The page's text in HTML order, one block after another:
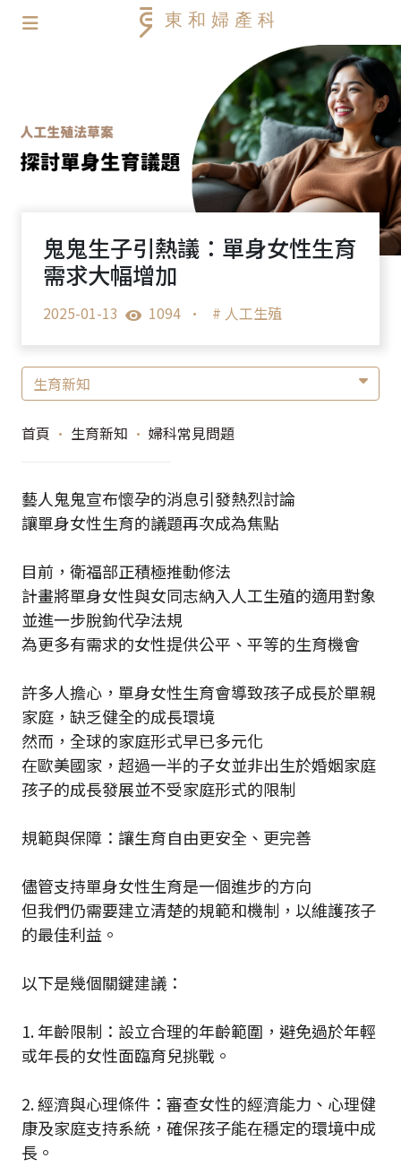
鬼鬼生子引熱議：單身女性生育
需求大幅增加
2025-01-13 1094 • # 人工生殖
生育新知
首頁 • 生育新知 • 婦科常見問題
藝人鬼鬼宣布懷孕的消息引發熱烈討論
讓單身女性生育的議題再次成為焦點
目前，衛福部正積極推動修法
計畫將單身女性與女同志納入人工生殖的適用對象
並進一步脫鉤代孕法規
為更多有需求的女性提供公平、平等的生育機會
許多人擔心，單身女性生育會導致孩子成長於單親
家庭，缺乏健全的成長環境
然而，全球的家庭形式早已多元化
在歐美國家，超過一半的子女並非出生於婚姻家庭
孩子的成長發展並不受家庭形式的限制
規範與保障：讓生育自由更安全、更完善
儘管支持單身女性生育是一個進步的方向
但我們仍需要建立清楚的規範和機制，以維護孩子
的最佳利益。
以下是幾個關鍵建議：
1. 年齡限制：設立合理的年齡範圍，避免過於年輕
或年長的女性面臨育兒挑戰。
2. 經濟與心理條件：審查女性的經濟能力、心理健
康及家庭支持系統，確保孩子能在穩定的環境中成
長。